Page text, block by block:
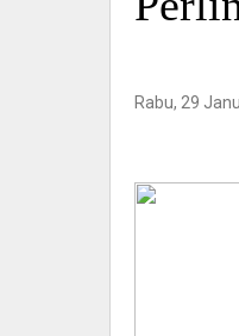
Rabu, 29